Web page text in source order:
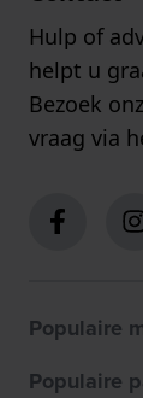
Hulp of
helpt u
Bezoek
vraag via
Populaire
Populaire